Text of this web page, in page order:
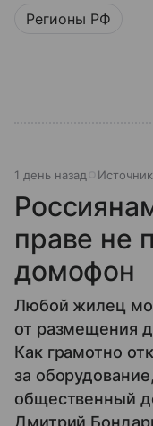
Регионы РФ
1 день назад
праве не
домофон
Любой жилец
от размещения
Как грамотно
за
общественный
Дмитрий